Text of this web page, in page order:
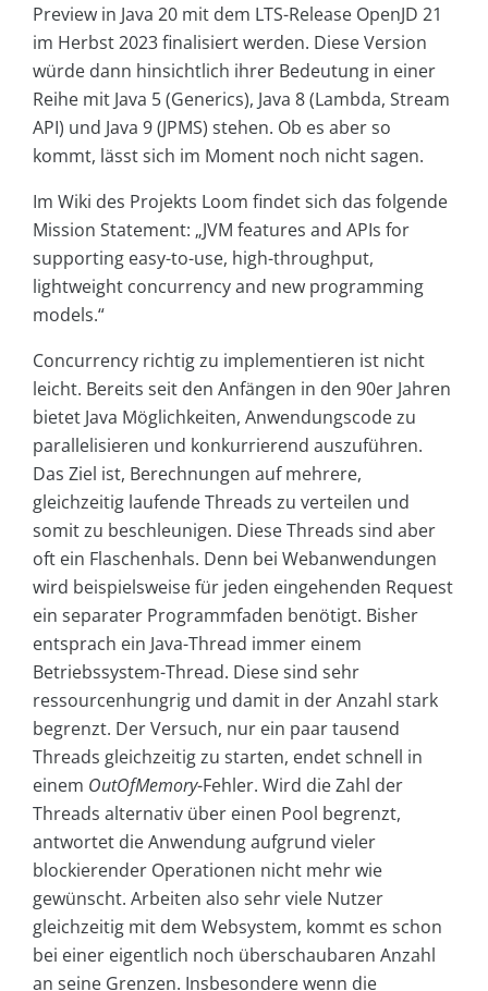
Preview in Java 20 mit dem LTS-Release OpenJD 21
im Herbst 2023 finalisiert werden. Diese Version
würde dann hinsichtlich ihrer Bedeutung in einer
Reihe mit Java 5 (Generics), Java 8 (Lambda, Stream
API) und Java 9 (JPMS) stehen. Ob es aber so
kommt, lässt sich im Moment noch nicht sagen.
Im Wiki des Projekts Loom findet sich das folgende
Mission Statement: „JVM features and APIs for
supporting easy-to-use, high-throughput,
lightweight concurrency and new programming
models.“
Concurrency richtig zu implementieren ist nicht
leicht. Bereits seit den Anfängen in den 90er Jahren
bietet Java Möglichkeiten, Anwendungscode zu
parallelisieren und konkurrierend auszuführen.
Das Ziel ist, Berechnungen auf mehrere,
gleichzeitig laufende Threads zu verteilen und
somit zu beschleunigen. Diese Threads sind aber
oft ein Flaschenhals. Denn bei Webanwendungen
wird beispielsweise für jeden eingehenden Request
ein separater Programmfaden benötigt. Bisher
entsprach ein Java-Thread immer einem
Betriebssystem-Thread. Diese sind sehr
ressourcenhungrig und damit in der Anzahl stark
begrenzt. Der Versuch, nur ein paar tausend
Threads gleichzeitig zu starten, endet schnell in
einem OutOfMemory-Fehler. Wird die Zahl der
Threads alternativ über einen Pool begrenzt,
antwortet die Anwendung aufgrund vieler
blockierender Operationen nicht mehr wie
gewünscht. Arbeiten also sehr viele Nutzer
gleichzeitig mit dem Websystem, kommt es schon
bei einer eigentlich noch überschaubaren Anzahl
an seine Grenzen. Insbesondere wenn die